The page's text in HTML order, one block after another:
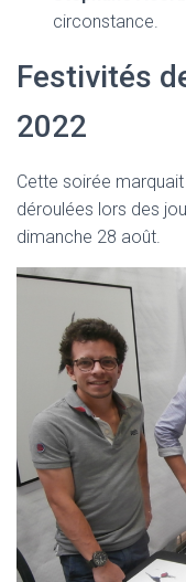
circonstance.
Festivités
2022
Cette soirée
déroulées lors des
dimanche 28 août.